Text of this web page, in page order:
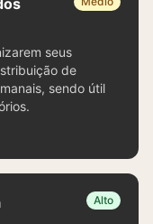
seus
de
sendo útil
Alto